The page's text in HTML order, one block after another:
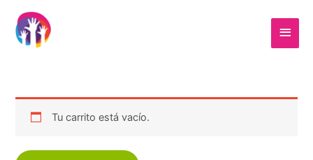
contenido
Menú
Tu carrito está vacío.